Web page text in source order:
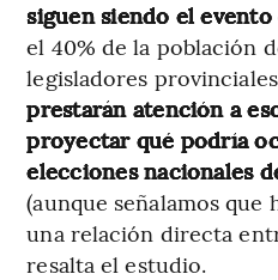
siguen siendo el
el 40% de la población
legisladores
prestarán atención a
proyectar qué podría
elecciones nacionales
(aunque señalamos
una relación directa
resalta el estudio.